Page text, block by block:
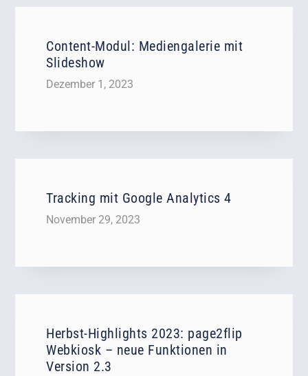
Content-Modul: Mediengalerie mit
Slideshow
Dezember 1, 2023
Tracking mit Google Analytics 4
November 29, 2023
Herbst-Highlights 2023: page2flip
Webkiosk – neue Funktionen in
Version 2.3